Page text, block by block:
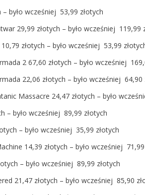
było wcześniej 53,99 złotych
29,99 złotych – było wcześniej 119,99
złotych – było wcześniej 53,99
2 67,60 złotych – było wcześniej
22,06 złotych – było wcześniej 64,90
Massacre 24,47 złotych – było
– było wcześniej 89,99 złotych
– było wcześniej 35,99 złotych
14,39 złotych – było wcześniej
– było wcześniej 89,99 złotych
21,47 złotych – było wcześniej 85,90